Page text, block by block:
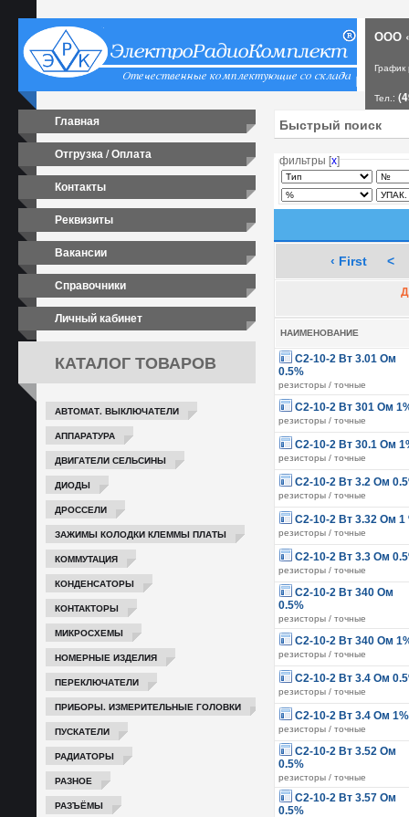
ООО
Тел.:
Главная
Отгрузка / Оплата
Контакты
Реквизиты
Вакансии
Справочники
Личный кабинет
КАТАЛОГ ТОВАРОВ
АВТОМАТ. ВЫКЛЮЧАТЕЛИ
АППАРАТУРА
ДВИГАТЕЛИ СЕЛЬСИНЫ
ДИОДЫ
ДРОССЕЛИ
ЗАЖИМЫ КОЛОДКИ КЛЕММЫ ПЛАТЫ
КОММУТАЦИЯ
КОНДЕНСАТОРЫ
КОНТАКТОРЫ
МИКРОСХЕМЫ
НОМЕРНЫЕ ИЗДЕЛИЯ
ПЕРЕКЛЮЧАТЕЛИ
ПРИБОРЫ. ИЗМЕРИТЕЛЬНЫЕ ГОЛОВКИ
ПУСКАТЕЛИ
РАДИАТОРЫ
РАЗНОЕ
РАЗЪЁМЫ
фильтры [х]
‹ First <
НАИМЕНОВАНИЕ
С2-10-2 Вт 3.01 Ом
0.5%
резисторы / точные
С2-10-2 Вт 301 Ом
резисторы / точные
С2-10-2 Вт 30.1 Ом
резисторы / точные
С2-10-2 Вт 3.2 Ом
резисторы / точные
С2-10-2 Вт 3.32 Ом 1
резисторы / точные
С2-10-2 Вт 3.3 Ом
резисторы / точные
С2-10-2 Вт 340 Ом
0.5%
резисторы / точные
С2-10-2 Вт 340 Ом
резисторы / точные
С2-10-2 Вт 3.4 Ом
резисторы / точные
С2-10-2 Вт 3.4 Ом 1%
резисторы / точные
С2-10-2 Вт 3.52 Ом
0.5%
резисторы / точные
С2-10-2 Вт 3.57 Ом
0.5%